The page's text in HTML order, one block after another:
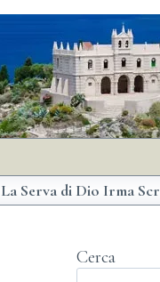
La Serva di Dio Irma
Cerca